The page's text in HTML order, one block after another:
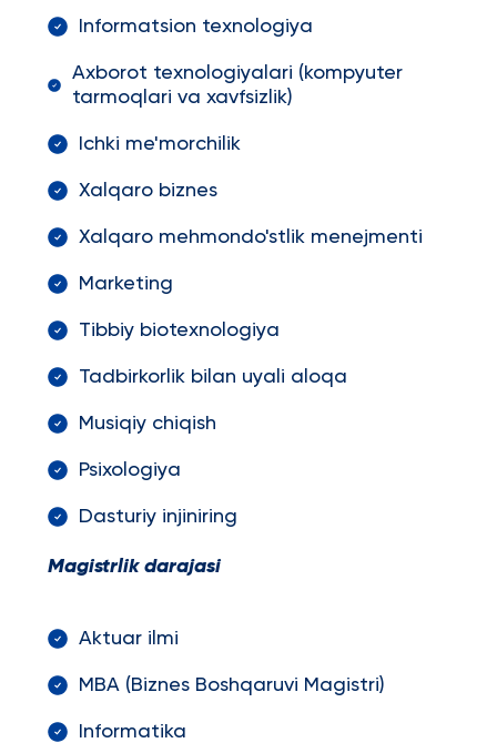
Informatsion texnologiya
Axborot texnologiyalari (kompyuter
tarmoqlari va xavfsizlik)
Ichki me'morchilik
Xalqaro biznes
Xalqaro mehmondo'stlik menejmenti
Marketing
Tibbiy biotexnologiya
Tadbirkorlik bilan uyali aloqa
Musiqiy chiqish
Psixologiya
Dasturiy injiniring
Magistrlik darajasi
Aktuar ilmi
MBA (Biznes Boshqaruvi Magistri)
Informatika